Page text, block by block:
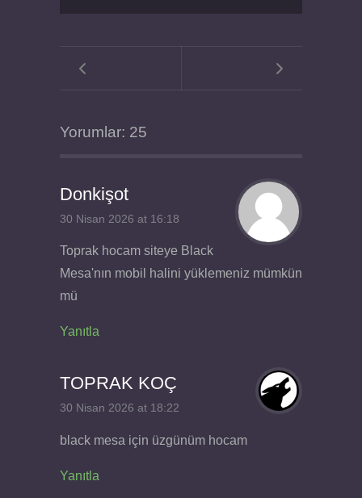
Yorumlar: 25
Donkişot
30 Nisan 2026 at 16:18
Toprak hocam siteye Black
Mesa'nın mobil halini yüklemeniz mümkün
mü
Yanıtla
TOPRAK KOÇ
30 Nisan 2026 at 18:22
black mesa için üzgünüm hocam
Yanıtla